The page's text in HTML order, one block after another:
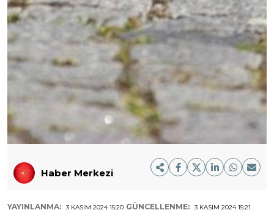
Haber Merkezi
YAYINLANMA: 3 KASIM 2024 15:20 GÜNCELLENME: 3 KASIM 2024 15:21